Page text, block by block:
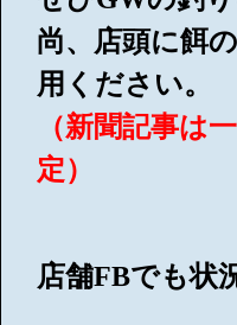
尚、店頭に餌
用ください。
（新聞記事は
定）
店舗FBでも状